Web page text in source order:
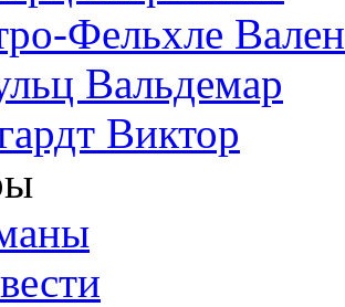
Фельхле
Вальдемар
Виктор